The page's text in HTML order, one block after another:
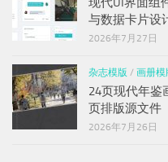
与数据卡片设
2026年7月27日
杂志模版 / 画册模
24页现代年鉴
页排版源文件
2026年7月26日